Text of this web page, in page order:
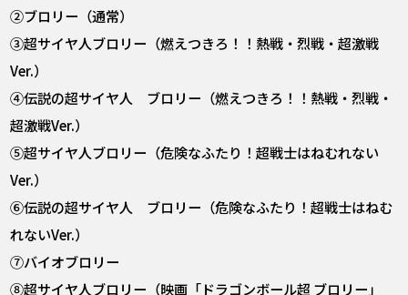
②ブロリー（通常）​
③超サイヤ人ブロリー（燃えつきろ！！熱戦・烈戦・超激戦
Ver.）​
④伝説の超サイヤ人 ブロリー（燃えつきろ！！熱戦・烈戦・
超激戦Ver.）​
⑤超サイヤ人ブロリー（危険なふたり！超戦士はねむれない
Ver.）​
⑥伝説の超サイヤ人 ブロリー（危険なふたり！超戦士はねむ
れないVer.）​
⑦バイオブロリー​
⑧超サイヤ人ブロリー（映画「ドラゴンボール超 ブロリー」